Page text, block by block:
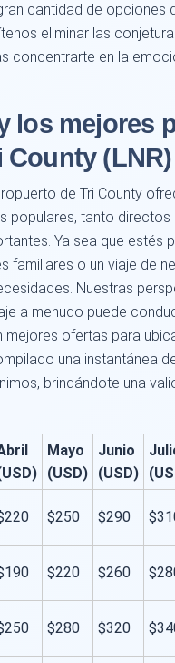
cantidad de opciones
eliminar las
concentrarte en la
los mejores
County (LNR)
de Tri County
populares, tanto
Ya sea que estés
familiares o un viaje de
Nuestras
a menudo puede
ofertas para
una instantánea
brindándote una
Mayo
(USD)
Junio
(USD)
$250 $290
$220 $260
$280 $320